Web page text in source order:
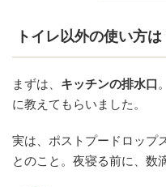
トイレ以外の使い方は
まずは、 キッチンの排水口
に教えてもらいました。
実は、ポストプードロップ
とのこと。夜寝る前に、数